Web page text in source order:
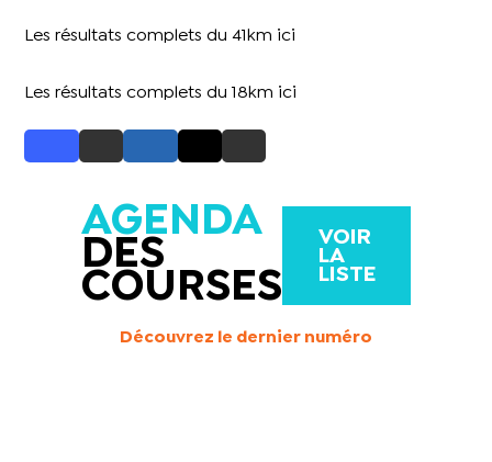
Les résultats complets du 41km ici
Les résultats complets du 18km ici
AGENDA
DES
COURSES
VOIR
LA
LISTE
Découvrez le dernier numéro